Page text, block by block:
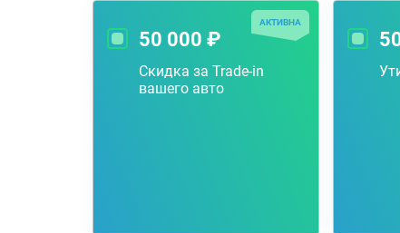
50 000 ₽
Скидка за Trade-in
вашего авто
АКТИВНА